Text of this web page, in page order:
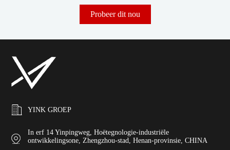
Probeer dit nou
YINK GROEP
In erf 14 Yinpingweg, Hoëtegnologie-industriële
ontwikkelingsone, Zhengzhou-stad, Henan-provinsie, CHINA